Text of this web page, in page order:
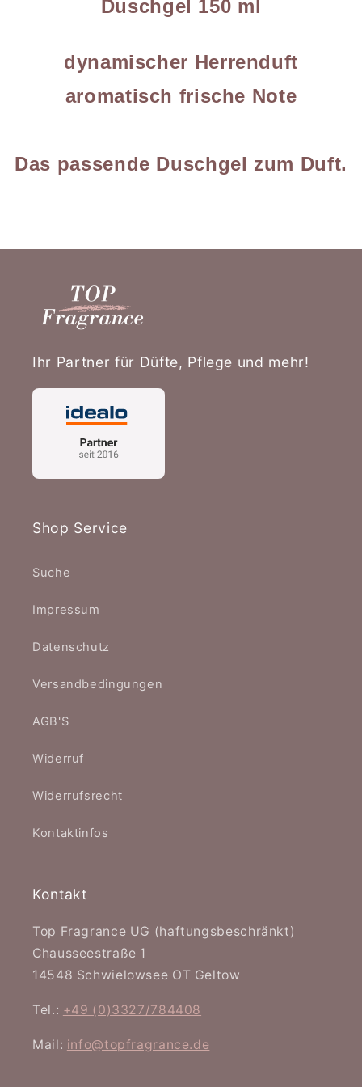
Duschgel 150 ml
dynamischer Herrenduft
aromatisch frische Note
Das passende Duschgel zum Duft.
Ihr Partner für Düfte, Pflege und mehr!
Shop Service
Suche
Impressum
Datenschutz
Versandbedingungen
AGB'S
Widerruf
Widerrufsrecht
Kontaktinfos
Kontakt
Top Fragrance UG (haftungsbeschränkt)
Chausseestraße 1
14548 Schwielowsee OT Geltow
Tel.: +49 (0)3327/784408
Mail: info@topfragrance.de